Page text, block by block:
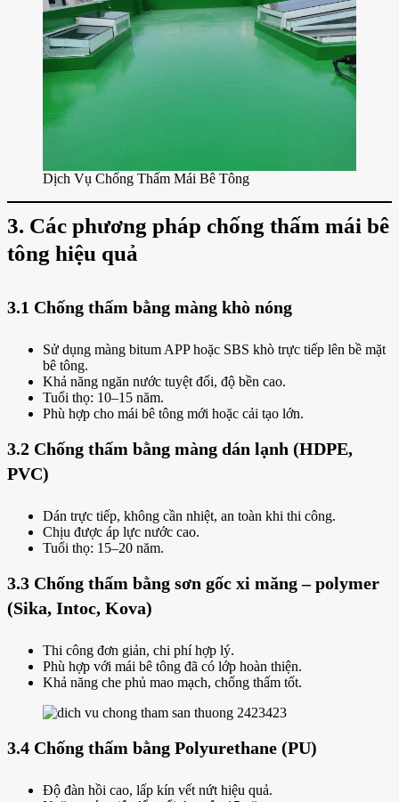
Dịch Vụ Chống Thấm Mái Bê Tông
3. Các phương pháp chống thấm mái bê
tông hiệu quả
3.1 Chống thấm bằng màng khò nóng
Sử dụng màng bitum APP hoặc SBS khò trực tiếp lên bề mặt
bê tông.
Khả năng ngăn nước tuyệt đối, độ bền cao.
Tuổi thọ: 10–15 năm.
Phù hợp cho mái bê tông mới hoặc cải tạo lớn.
3.2 Chống thấm bằng màng dán lạnh (HDPE,
PVC)
Dán trực tiếp, không cần nhiệt, an toàn khi thi công.
Chịu được áp lực nước cao.
Tuổi thọ: 15–20 năm.
3.3 Chống thấm bằng sơn gốc xi măng – polymer
(Sika, Intoc, Kova)
Thi công đơn giản, chi phí hợp lý.
Phù hợp với mái bê tông đã có lớp hoàn thiện.
Khả năng che phủ mao mạch, chống thấm tốt.
3.4 Chống thấm bằng Polyurethane (PU)
Độ đàn hồi cao, lấp kín vết nứt hiệu quả.